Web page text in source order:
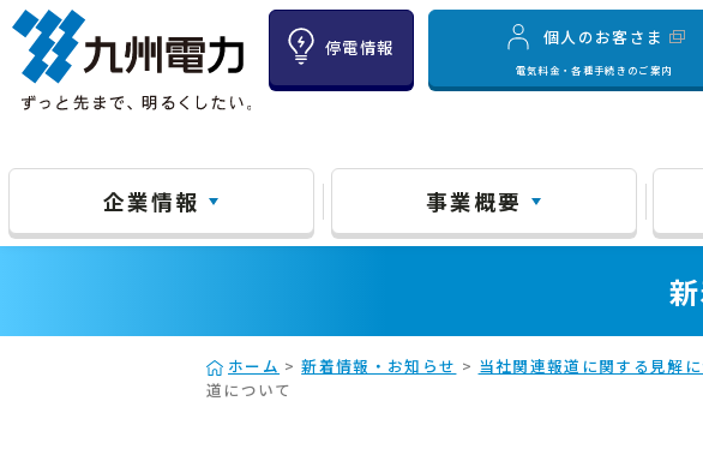
停電情報
個人のお客さま
電気料金・各種手続きのご案内
企業情報 事業概要
ホーム >新着情報・お知らせ > 当社関連報道に関する見解
道について